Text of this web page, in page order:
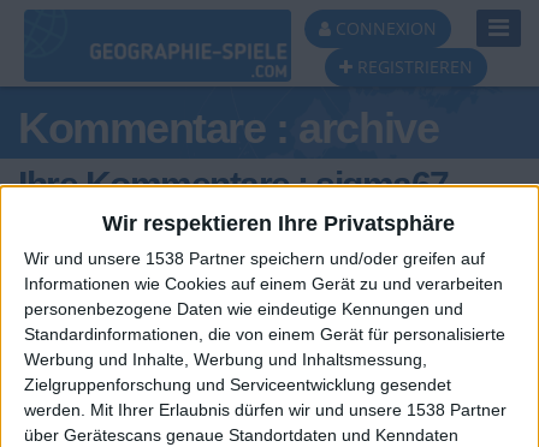
Wir respektieren Ihre Privatsphäre
Wir und unsere 1538 Partner speichern und/oder greifen auf
Informationen wie Cookies auf einem Gerät zu und verarbeiten
personenbezogene Daten wie eindeutige Kennungen und
Standardinformationen, die von einem Gerät für personalisierte
Werbung und Inhalte, Werbung und Inhaltsmessung,
Zielgruppenforschung und Serviceentwicklung gesendet
werden.
Mit Ihrer Erlaubnis dürfen wir und unsere 1538 Partner
über Gerätescans genaue Standortdaten und Kenndaten
CONNEXION
REGISTRIEREN
Kommentare : archive
Ihre Kommentare : sigma67